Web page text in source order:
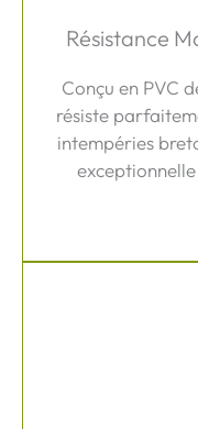
Résistance
Conçu en PVC
résiste
intempéries